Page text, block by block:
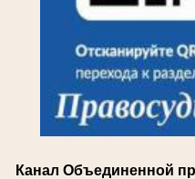
Канал Объединенной